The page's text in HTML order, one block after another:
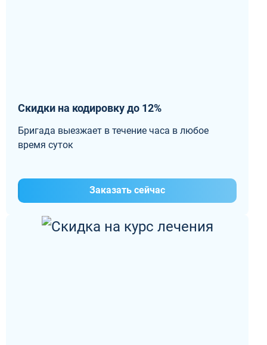
Скидки на кодировку до 12%
Бригада выезжает в течение часа в любое
время суток
Заказать сейчас